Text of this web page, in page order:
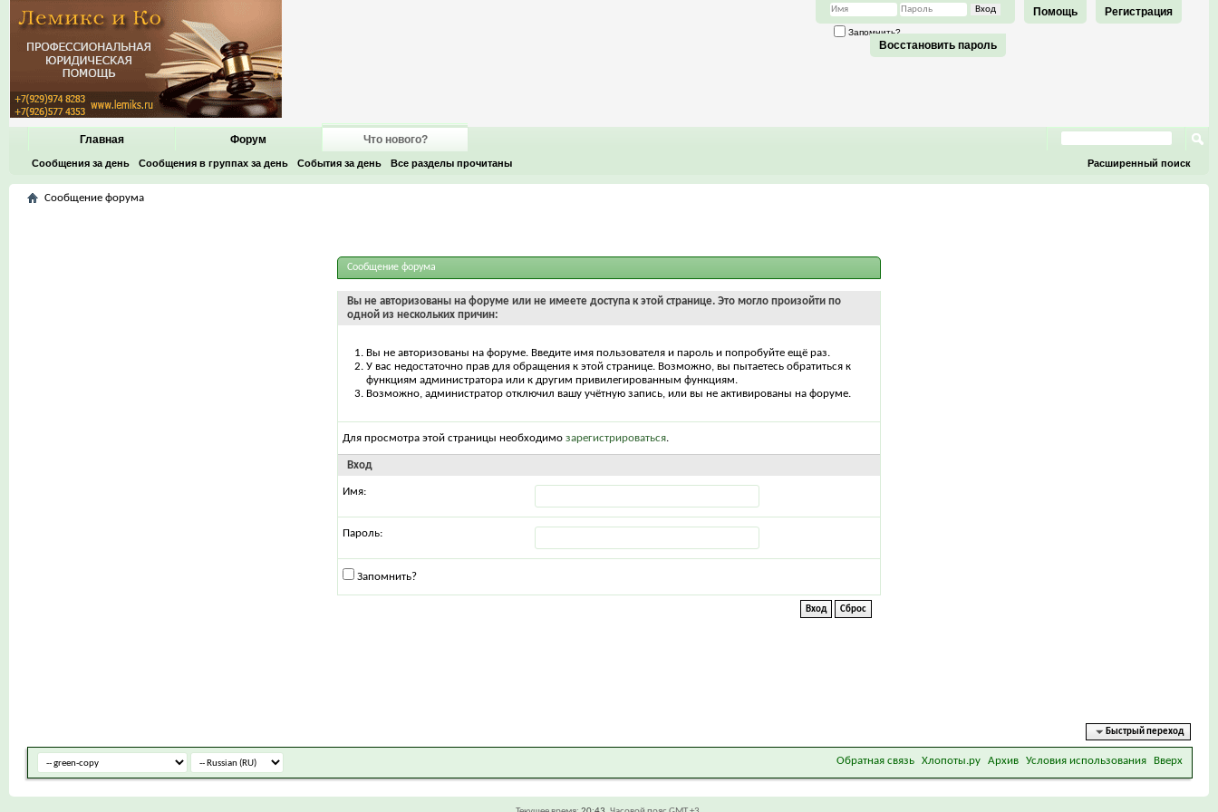
Регистрация
Помощь
Запомнить?
Восстановить пароль
Главная Форум Что нового?
Сообщения за день Сообщения в группах за день События за день Все разделы прочитаны Расширенный поиск
Сообщение форума
Сообщение форума
Вы не авторизованы на форуме или не имеете доступа к этой странице. Это могло произойти по
одной из нескольких причин:
Вы не авторизованы на форуме. Введите имя пользователя и пароль и попробуйте ещё раз.
У вас недостаточно прав для обращения к этой странице. Возможно, вы пытаетесь обратиться к
функциям администратора или к другим привилегированным функциям.
Возможно, администратор отключил вашу учётную запись, или вы не активированы на форуме.
Для просмотра этой страницы необходимо зарегистрироваться.
Вход
Имя:
Пароль:
Запомнить?
Быстрый переход
Обратная связь Хлопоты.ру Архив Условия использования Вверх